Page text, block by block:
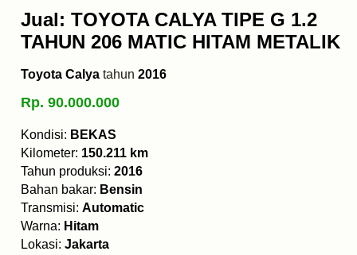
Jual: TOYOTA CALYA TIPE G 1.2
TAHUN 206 MATIC HITAM METALIK
Toyota Calya tahun 2016
Rp. 90.000.000
Kondisi: BEKAS
Kilometer: 150.211 km
Tahun produksi: 2016
Bahan bakar: Bensin
Transmisi: Automatic
Warna: Hitam
Lokasi: Jakarta